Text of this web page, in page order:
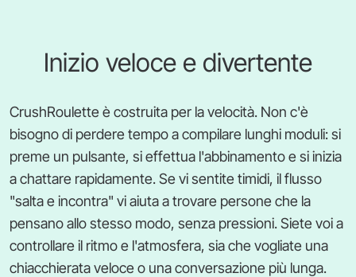
Inizio veloce e divertente
CrushRoulette è costruita per la velocità. Non c'è
bisogno di perdere tempo a compilare lunghi moduli: si
preme un pulsante, si effettua l'abbinamento e si inizia
a chattare rapidamente. Se vi sentite timidi, il flusso
"salta e incontra" vi aiuta a trovare persone che la
pensano allo stesso modo, senza pressioni. Siete voi a
controllare il ritmo e l'atmosfera, sia che vogliate una
chiacchierata veloce o una conversazione più lunga.